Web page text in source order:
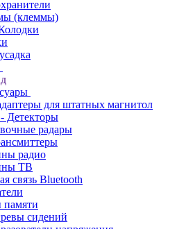
(клеммы)
для штатных магнитол
Детекторы
радары
радио
ТВ
связь Bluetooth
памяти
сидений